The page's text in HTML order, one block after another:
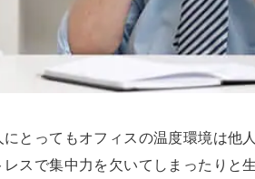
とってもオフィスの温度環境は他
スで集中力を欠いてしまったりと